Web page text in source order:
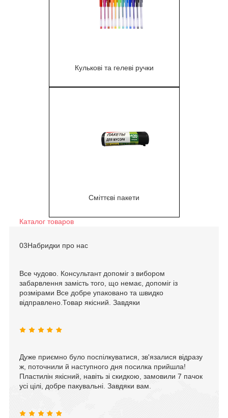
Кулькові та гелеві ручки
Сміттєві пакети
Каталог товаров
03Набридки про нас
Все чудово. Консультант допоміг з вибором
забарвлення замість того, що немає, допоміг із
розмірами Все добре упаковано та швидко
відправлено.Товар якісний. Завдяки
Дуже приємно було поспілкуватися, зв'язалися відразу
ж, поточнили й наступного дня посилка прийшла!
Пластилін якісний, навіть зі скидкою, замовили 7 пачок
усі цілі, добре пакувальні. Завдяки вам.